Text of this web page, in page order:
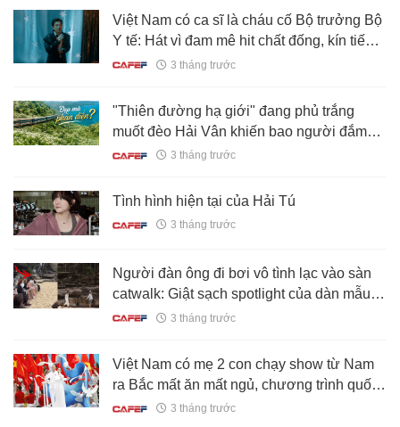
Việt Nam có ca sĩ là cháu cố Bộ trưởng Bộ
Y tế: Hát vì đam mê hit chất đống, kín tiếng
đến mức fan “ngã ngửa”
3 tháng trước
"Thiên đường hạ giới" đang phủ trắng
muốt đèo Hải Vân khiến bao người đắm
say: Đẹp đến đâu, đáng lo đến đó!
3 tháng trước
Tình hình hiện tại của Hải Tú
3 tháng trước
Người đàn ông đi bơi vô tình lạc vào sàn
catwalk: Giật sạch spotlight của dàn mẫu,
lên sóng truyền hình
3 tháng trước
Việt Nam có mẹ 2 con chạy show từ Nam
ra Bắc mất ăn mất ngủ, chương trình quốc
gia nào cũng có mặt
3 tháng trước